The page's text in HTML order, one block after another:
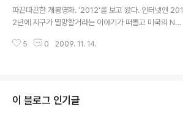
대자본의 경연장이기도 한 오묘한 곳입니다. 홍대는 '어떻
다'라고 정의하기 힘들정도로 상당히 복합적인 공간이라고
명을 통해 우리 시대 평범한 사람들의 삶을 보여주고 있습
따끈따끈한 개봉영화. '2012'를 보고 왔다. 인터넷엔 201
2년에 지구가 멸망할거라는 이야기가 떠돌고 미국의 NAS
구멸망에 관한 이야기는 언제나 화젯거리다. 90년대 중반
극장가는 2012가 강타하고 있는것 같다. 새벽 심야영화였
는데도 불구하고 용산은 매진이어서 못보고 동대문으로 와
5 0 2009. 11. 14.
이 블로그 인기글